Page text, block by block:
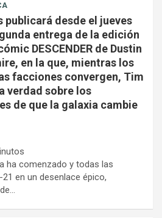
desde el jueves
entrega de la edición
DESCENDER de Dustin
en la que, mientras los
facciones convergen, Tim
verdad sobre los
de que la galaxia cambie
ha comenzado y todas las
en un desenlace épico,